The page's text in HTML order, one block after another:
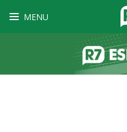
MENU